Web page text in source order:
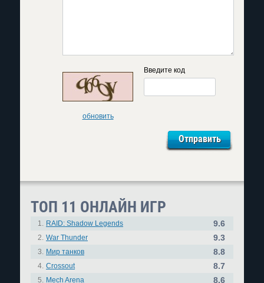
обновить
Введите код
ТОП 11 ОНЛАЙН ИГР
1. RAID: Shadow Legends 9.6
2. War Thunder 9.3
3. Мир танков 8.8
4. Crossout 8.7
5. Mech Arena 8.6